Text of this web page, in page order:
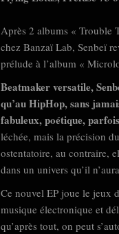
Après 2 albums « Trouble
chez Banzaï Lab, Senbeï
prélude à l’album «
Beatmaker versatile,
qu’au HipHop, sans
fabuleux, poétique,
léchée, mais la précision
ostentatoire, au contraire,
dans un univers qu’il
Ce nouvel EP joue le jeux
musique électronique et
qu’après tout, on peut